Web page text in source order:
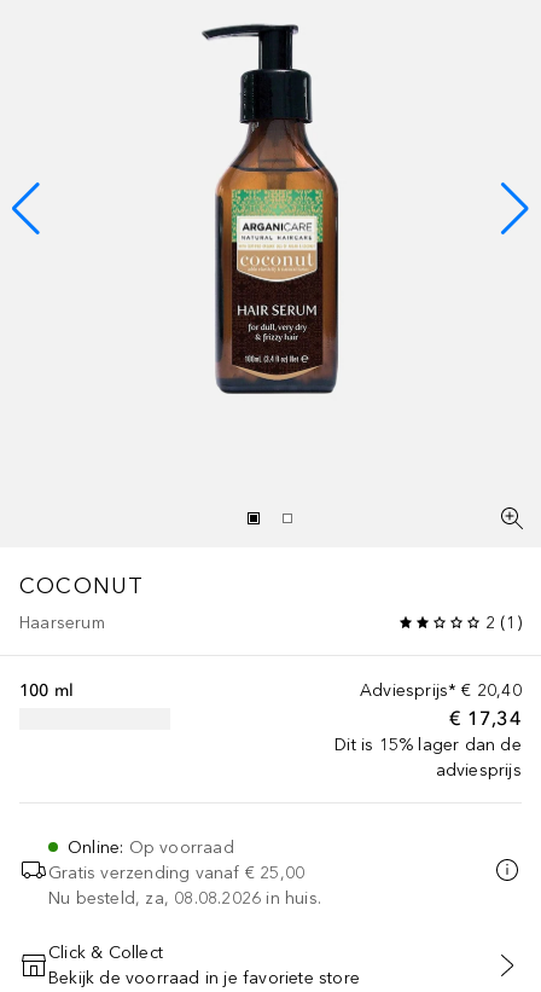
COCONUT
Haarserum 2 (1 )
Adviesprijs* € 20,40
€ 17,34
Dit is 15% lager dan de
adviesprijs
100 ml
Online: Op voorraad
Gratis verzending vanaf € 25,00
Nu besteld, za, 08.08.2026 in huis.
VOEG TOE AAN WINKELMANDJE
Click & Collect
Bekijk de voorraad in je favoriete store